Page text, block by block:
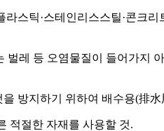
스틱·스테인리스스틸·콘크
레 등 오염물질이 들어가지
방지하기 위하여 배수용(排
적절한 자재를 사용할 것.